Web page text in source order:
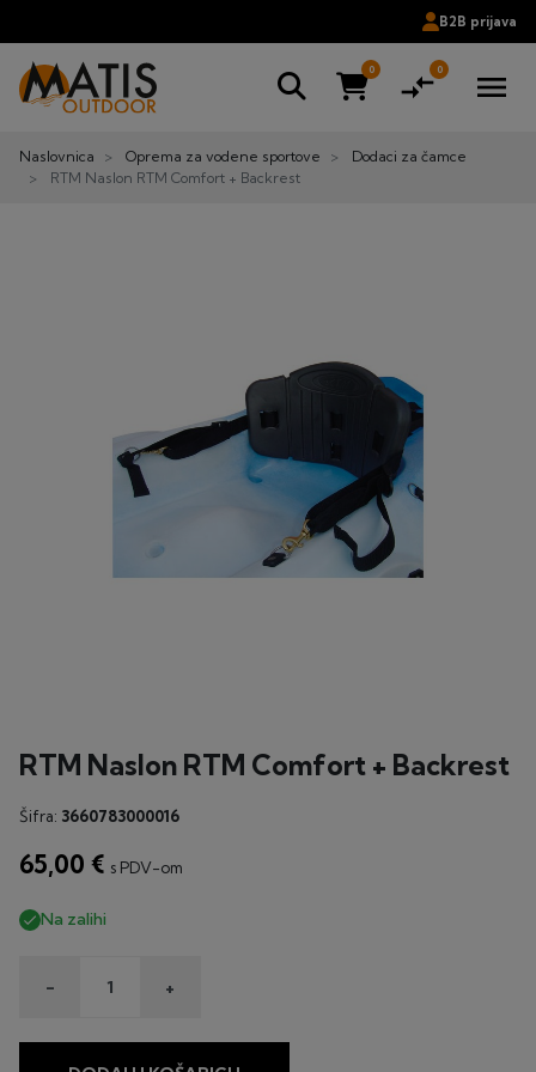
B2B prijava
0 compare_arrows0 menu
Naslovnica Oprema za vodene sportove
Dodaci za čamce
RTM Naslon RTM Comfort + Backrest
RTM Naslon RTM Comfort + Backrest
Šifra: 3660783000016
65,00 € s PDV-om
 Na zalihi
- +